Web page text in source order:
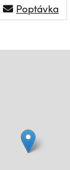
Poptávka